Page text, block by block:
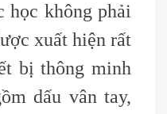
học không phải
xuất hiện rất
bị thông minh
dấu vân tay,